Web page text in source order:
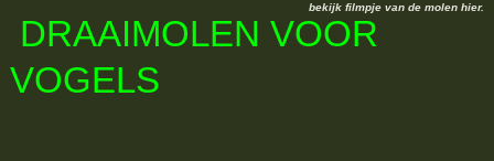
bekijk filmpje van de molen hier.
DRAAIMOLEN VOOR
VOGELS